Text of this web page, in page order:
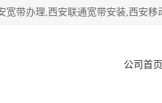
公司首页